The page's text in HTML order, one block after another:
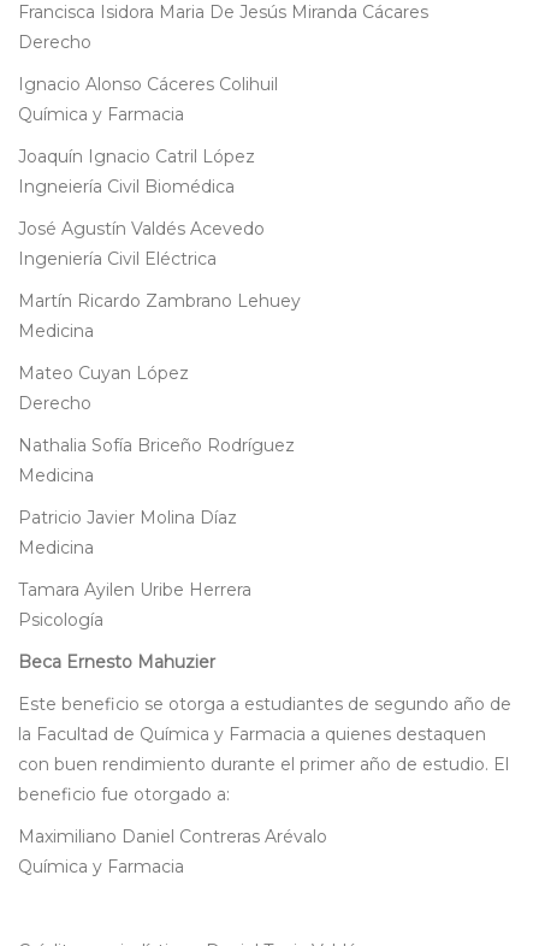
Francisca Isidora Maria De Jesús Miranda Cácares
Derecho
Ignacio Alonso Cáceres Colihuil
Química y Farmacia
Joaquín Ignacio Catril López
Ingneiería Civil Biomédica
José Agustín Valdés Acevedo
Ingeniería Civil Eléctrica
Martín Ricardo Zambrano Lehuey
Medicina
Mateo Cuyan López
Derecho
Nathalia Sofía Briceño Rodríguez
Medicina
Patricio Javier Molina Díaz
Medicina
Tamara Ayilen Uribe Herrera
Psicología
Beca Ernesto Mahuzier
Este beneficio se otorga a estudiantes de segundo año de
la Facultad de Química y Farmacia a quienes destaquen
con buen rendimiento durante el primer año de estudio. El
beneficio fue otorgado a:
Maximiliano Daniel Contreras Arévalo
Química y Farmacia